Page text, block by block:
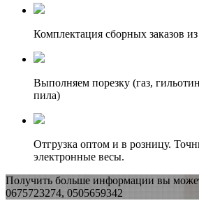
Комплектация сборных заказов
Выполняем порезку (газ,
пила)
Отгрузка оптом и в розницу.
электронные весы.
Получить больше информации вы
0675723274, 0505659342